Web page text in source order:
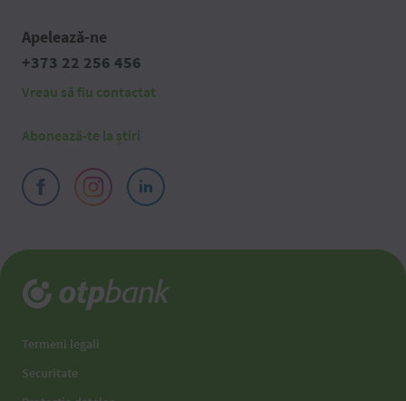
Apelează-ne
+373 22 256 456
Vreau să fiu contactat
Abonează-te la știri
Termeni legali
Securitate